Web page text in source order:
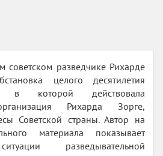
советском разведчике Рихарде
целого десятилетия
в которой действовала
Рихарда Зорге,
Советской страны. Автор на
материала показывает
разведывательной